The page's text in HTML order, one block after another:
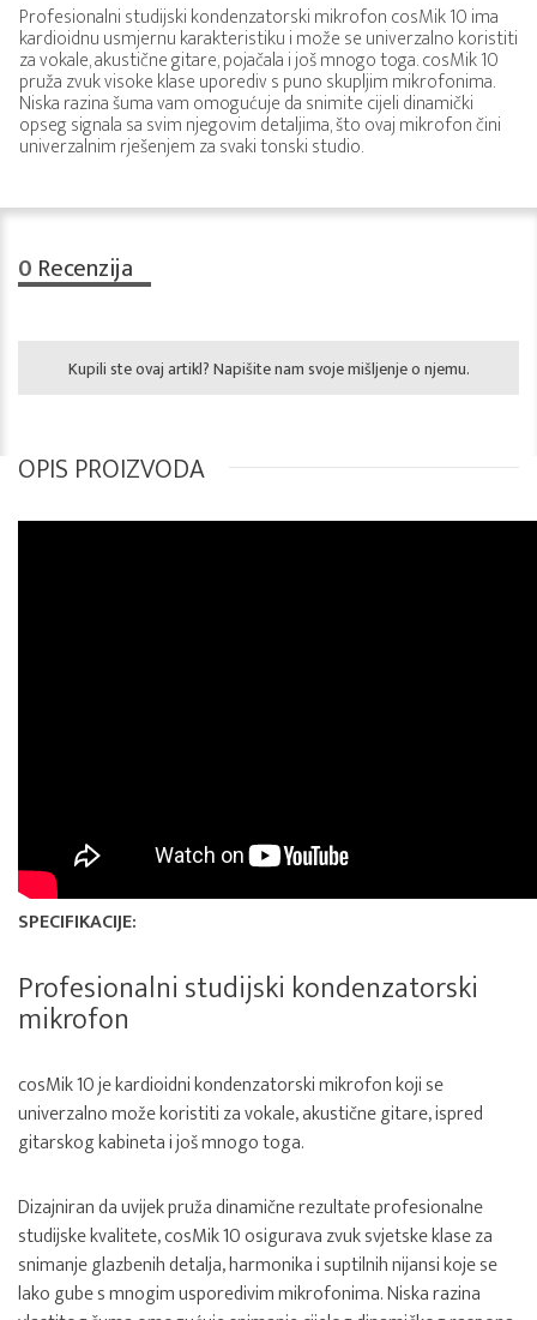
Profesionalni studijski kondenzatorski mikrofon cosMik 10 ima
kardioidnu usmjernu karakteristiku i može se univerzalno koristiti
za vokale, akustične gitare, pojačala i još mnogo toga. cosMik 10
pruža zvuk visoke klase uporediv s puno skupljim mikrofonima.
Niska razina šuma vam omogućuje da snimite cijeli dinamički
opseg signala sa svim njegovim detaljima, što ovaj mikrofon čini
univerzalnim rješenjem za svaki tonski studio.
0 Recenzija
Kupili ste ovaj artikl? Napišite nam svoje mišljenje o njemu.
OPIS PROIZVODA
SPECIFIKACIJE:
Profesionalni studijski kondenzatorski
mikrofon
cosMik 10 je kardioidni kondenzatorski mikrofon koji se
univerzalno može koristiti za vokale, akustične gitare, ispred
gitarskog kabineta i još mnogo toga.
Dizajniran da uvijek pruža dinamične rezultate profesionalne
studijske kvalitete, cosMik 10 osigurava zvuk svjetske klase za
snimanje glazbenih detalja, harmonika i suptilnih nijansi koje se
lako gube s mnogim usporedivim mikrofonima. Niska razina